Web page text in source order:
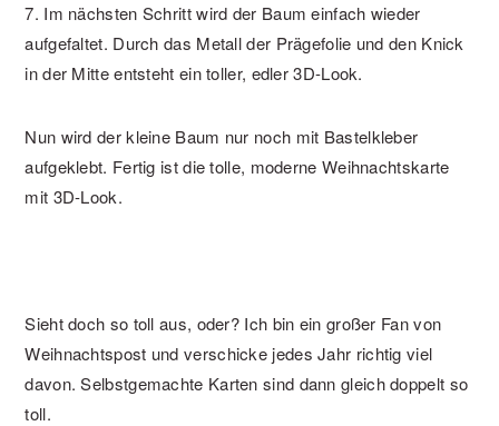
7. Im nächsten Schritt wird der Baum einfach wieder
aufgefaltet. Durch das Metall der Prägefolie und den Knick
in der Mitte entsteht ein toller, edler 3D-Look.
Nun wird der kleine Baum nur noch mit Bastelkleber
aufgeklebt. Fertig ist die tolle, moderne Weihnachtskarte
mit 3D-Look.
Sieht doch so toll aus, oder? Ich bin ein großer Fan von
Weihnachtspost und verschicke jedes Jahr richtig viel
davon. Selbstgemachte Karten sind dann gleich doppelt so
toll.